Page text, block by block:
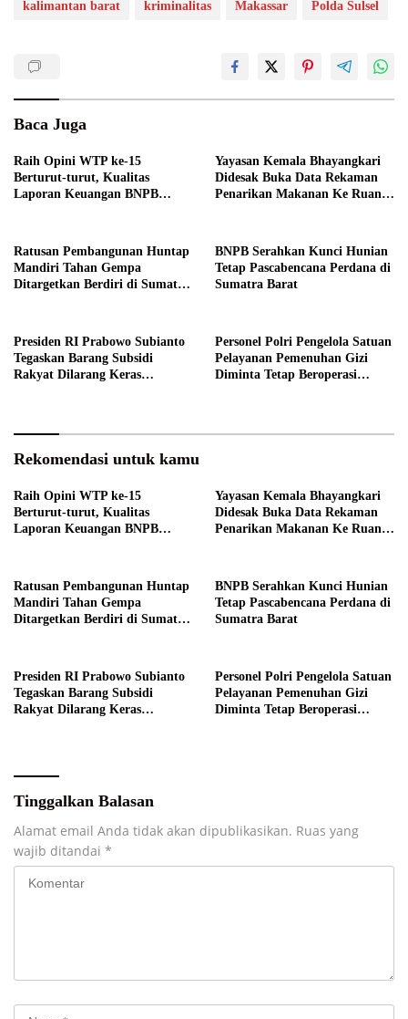
kalimantan barat kriminalitas Makassar Polda Sulsel
Baca Juga
Raih Opini WTP ke-15
Berturut-turut, Kualitas
Laporan Keuangan BNPB
Yayasan Kemala Bhayangkari
Didesak Buka Data Rekaman
Penarikan Makanan Ke Ruang
Ratusan Pembangunan Huntap
Mandiri Tahan Gempa
Ditargetkan Berdiri di Sumatra
BNPB Serahkan Kunci Hunian
Tetap Pascabencana Perdana di
Sumatra Barat
Presiden RI Prabowo Subianto
Tegaskan Barang Subsidi
Rakyat Dilarang Keras
Personel Polri Pengelola Satuan
Pelayanan Pemenuhan Gizi
Diminta Tetap Beroperasi
Rekomendasi untuk kamu
Raih Opini WTP ke-15
Berturut-turut, Kualitas
Laporan Keuangan BNPB
Yayasan Kemala Bhayangkari
Didesak Buka Data Rekaman
Penarikan Makanan Ke Ruang
Ratusan Pembangunan Huntap
Mandiri Tahan Gempa
Ditargetkan Berdiri di Sumatra
BNPB Serahkan Kunci Hunian
Tetap Pascabencana Perdana di
Sumatra Barat
Presiden RI Prabowo Subianto
Tegaskan Barang Subsidi
Rakyat Dilarang Keras
Personel Polri Pengelola Satuan
Pelayanan Pemenuhan Gizi
Diminta Tetap Beroperasi
Tinggalkan Balasan
Alamat email Anda tidak akan dipublikasikan. Ruas yang
wajib ditandai *